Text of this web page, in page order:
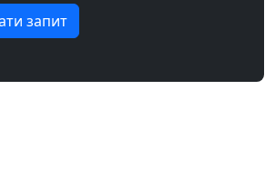
запит